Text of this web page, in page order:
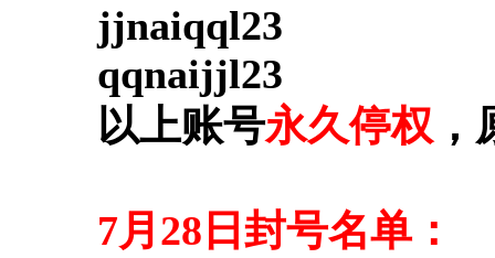
jjnaiqql23
qqnaijjl23
以上账号永久停权 ，
7月28日封号名单：